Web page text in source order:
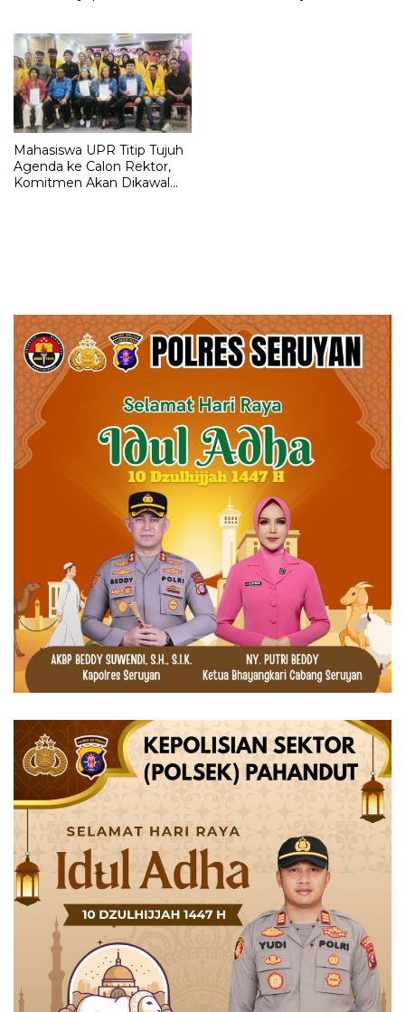
Mahasiswa UPR Titip Tujuh
Agenda ke Calon Rektor,
Komitmen Akan Dikawal